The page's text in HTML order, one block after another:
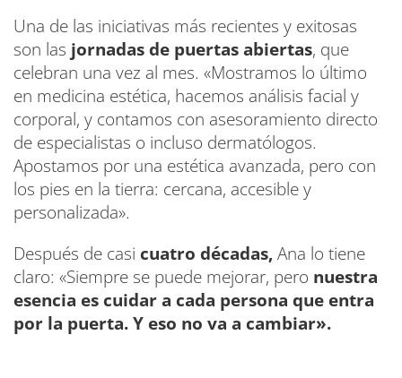
Una de las iniciativas más recientes y exitosas
son las jornadas de puertas abiertas, que
celebran una vez al mes. «Mostramos lo último
en medicina estética, hacemos análisis facial y
corporal, y contamos con asesoramiento directo
de especialistas o incluso dermatólogos.
Apostamos por una estética avanzada, pero con
los pies en la tierra: cercana, accesible y
personalizada».
Después de casi cuatro décadas,Ana lo tiene
claro: «Siempre se puede mejorar, pero nuestra
esencia es cuidar a cada persona que entra
por la puerta. Y eso no va a cambiar».